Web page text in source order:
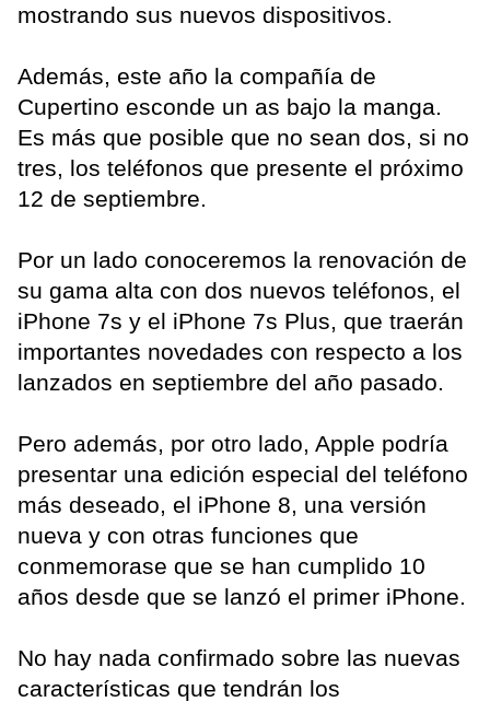
mostrando sus nuevos dispositivos.
Además, este año la compañía de
Cupertino esconde un as bajo la manga.
Es más que posible que no sean dos, si no
tres, los teléfonos que presente el próximo
12 de septiembre.
Por un lado conoceremos la renovación de
su gama alta con dos nuevos teléfonos, el
iPhone 7s y el iPhone 7s Plus, que traerán
importantes novedades con respecto a los
lanzados en septiembre del año pasado.
Pero además, por otro lado, Apple podría
presentar una edición especial del teléfono
más deseado, el iPhone 8, una versión
nueva y con otras funciones que
conmemorase que se han cumplido 10
años desde que se lanzó el primer iPhone.
No hay nada confirmado sobre las nuevas
características que tendrán los